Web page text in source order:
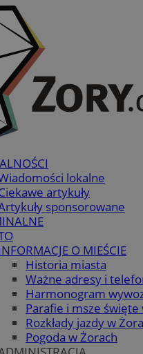
lokalne
artykuły
sponsorowane
O MIEŚCIE
Historia miasta
Ważne adresy i
Harmonogram
Parafie i msze święte
Rozkłady jazdy w
Pogoda w Żorach